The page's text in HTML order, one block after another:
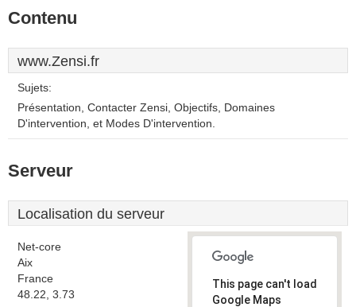
Contenu
www.Zensi.fr
Sujets:
Présentation, Contacter Zensi, Objectifs, Domaines
D'intervention, et Modes D'intervention.
Serveur
Localisation du serveur
Net-core
Aix
France
48.22, 3.73
This page can't load
Google Maps